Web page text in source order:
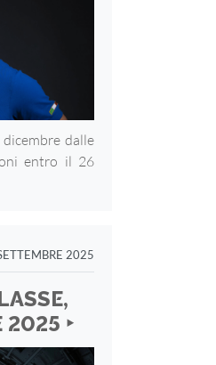
dalle
entro il 26
2025
2025 ‣